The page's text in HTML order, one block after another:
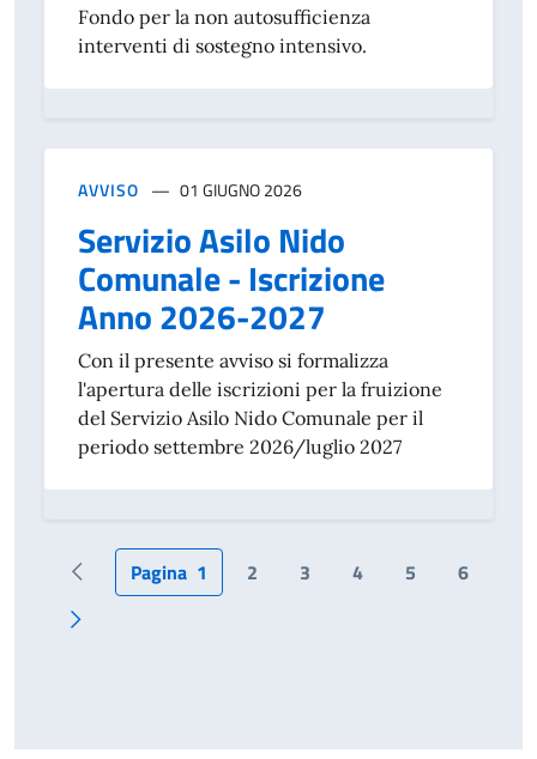
Fondo per la non autosufficienza
interventi di sostegno intensivo.
AVVISO 01 GIUGNO 2026
Servizio Asilo Nido
Comunale - Iscrizione
Anno 2026-2027
Con il presente avviso si formalizza
l'apertura delle iscrizioni per la fruizione
del Servizio Asilo Nido Comunale per il
periodo settembre 2026/luglio 2027
Pagina precedente
Pagina 1 2 3 4 5 6
Pagina successiva